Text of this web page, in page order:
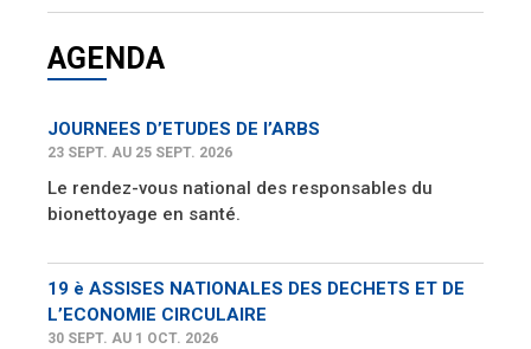
AGENDA
JOURNEES D’ETUDES DE l’ARBS
23 SEPT. AU 25 SEPT. 2026
Le rendez-vous national des responsables du
bionettoyage en santé.
19 è ASSISES NATIONALES DES DECHETS ET DE
L’ECONOMIE CIRCULAIRE
30 SEPT. AU 1 OCT. 2026